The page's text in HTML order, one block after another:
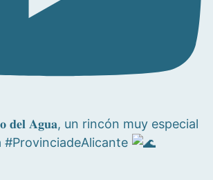
𝐝𝐞𝐥 𝐀𝐠𝐮𝐚, un rincón muy especial
#ProvinciadeAlicante